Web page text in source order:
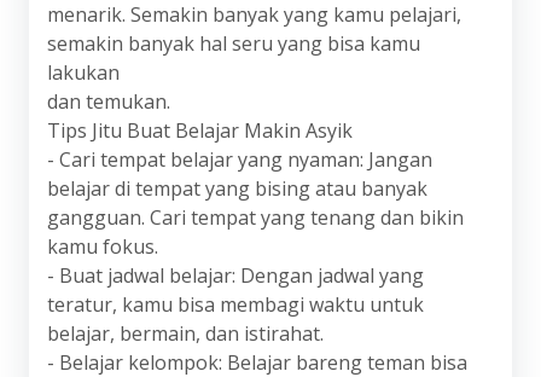
menarik. Semakin banyak yang kamu pelajari,
semakin banyak hal seru yang bisa kamu
lakukan
dan temukan.
Tips Jitu Buat Belajar Makin Asyik
- Cari tempat belajar yang nyaman: Jangan
belajar di tempat yang bising atau banyak
gangguan. Cari tempat yang tenang dan bikin
kamu fokus.
- Buat jadwal belajar: Dengan jadwal yang
teratur, kamu bisa membagi waktu untuk
belajar, bermain, dan istirahat.
- Belajar kelompok: Belajar bareng teman bisa